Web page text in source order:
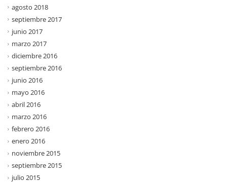
agosto 2018
septiembre 2017
junio 2017
marzo 2017
diciembre 2016
septiembre 2016
junio 2016
mayo 2016
abril 2016
marzo 2016
febrero 2016
enero 2016
noviembre 2015
septiembre 2015
julio 2015